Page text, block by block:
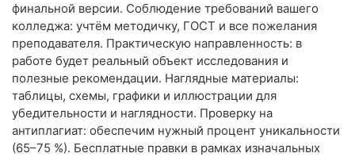
финальной версии. Соблюдение требований вашего
колледжа: учтём методичку, ГОСТ и все пожелания
преподавателя. Практическую направленность: в
работе будет реальный объект исследования и
полезные рекомендации. Наглядные материалы:
таблицы, схемы, графики и иллюстрации для
убедительности и наглядности. Проверку на
антиплагиат: обеспечим нужный процент уникальности
(65–75 %). Бесплатные правки в рамках изначальных